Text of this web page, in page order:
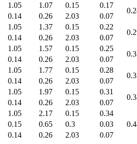
1.05 1.07 0.15 0.17
0.14 0.26 2.03
0.07
1.05 1.37 0.15 0.22
0.14 0.26 2.03
0.07
1.05 1.57 0.15 0.25
0.14 0.26 2.03
0.07
1.05 1.77 0.15 0.28
0.14 0.26 2.03
0.07
1.05 1.97 0.15 0.31
0.14 0.26 2.03 0.07
1.05 2.17 0.15
0.34
0.15 0.65 0.3
0.03
0.14 0.26 2.03
0.07